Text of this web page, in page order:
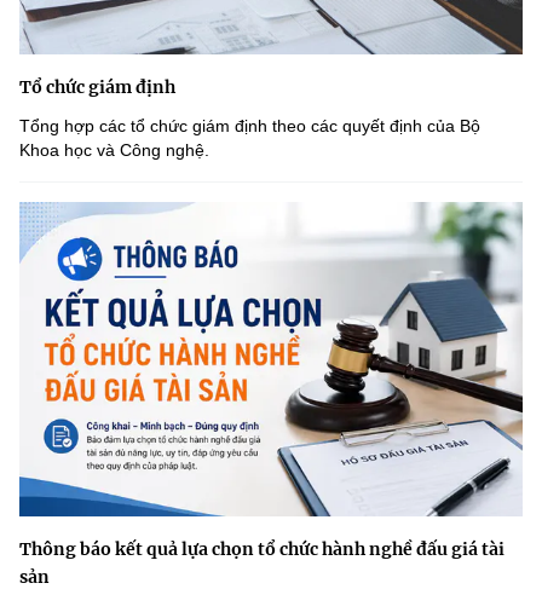
Tổ chức giám định
Tổng hợp các tổ chức giám định theo các quyết định của Bộ
Khoa học và Công nghệ.
Thông báo kết quả lựa chọn tổ chức hành nghề đấu giá tài
sản